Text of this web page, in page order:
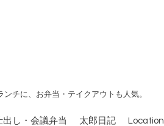
チに、お弁当・テイクアウトも人気。
出し・会議弁当 太郎日記
Location